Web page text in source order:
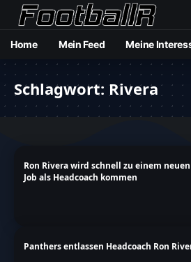
Home Mein Feed Meine
Schlagwort: Rivera
Ron Rivera wird schnell zu einem neuen
Job als Headcoach kommen
Panthers entlassen Headcoach Ron